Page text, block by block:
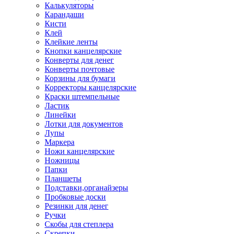
Калькуляторы
Карандаши
Кисти
Клей
Клейкие ленты
Кнопки канцелярские
Конверты для денег
Конверты почтовые
Корзины для бумаги
Корректоры канцелярские
Краски штемпельные
Ластик
Линейки
Лотки для документов
Лупы
Маркера
Ножи канцелярские
Ножницы
Папки
Планшеты
Подставки,органайзеры
Пробковые доски
Резинки для денег
Ручки
Скобы для степлера